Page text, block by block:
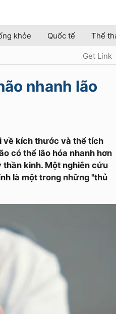
khỏe Quốc tế Thể
Get Link
nhanh lão
về kích thước và thể tích
có thể lão hóa nhanh hơn
thần kinh. Một nghiên cứu
là một trong những "thủ